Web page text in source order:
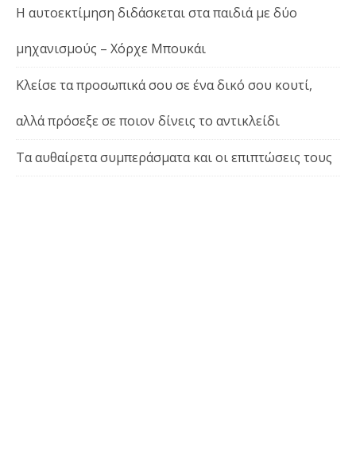
Η αυτοεκτίμηση διδάσκεται στα παιδιά με δύο
μηχανισμούς – Χόρχε Μπουκάι
Κλείσε τα προσωπικά σου σε ένα δικό σου κουτί,
αλλά πρόσεξε σε ποιον δίνεις το αντικλείδι
Τα αυθαίρετα συμπεράσματα και οι επιπτώσεις τους